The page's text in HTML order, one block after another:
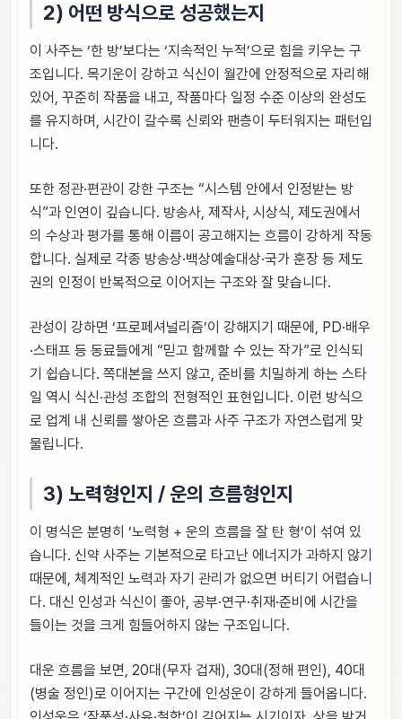
2) 어떤 방식으로 성공했는지
이 사주는 ‘한 방’보다는 ‘지속적인 누적’으로 힘을 키우는 구
조입니다. 목기운이 강하고 식신이 월간에 안정적으로 자리해
있어, 꾸준히 작품을 내고, 작품마다 일정 수준 이상의 완성도
를 유지하며, 시간이 갈수록 신뢰와 팬층이 두터워지는 패턴입
니다.
또한 정관·편관이 강한 구조는 “시스템 안에서 인정받는 방
식”과 인연이 깊습니다. 방송사, 제작사, 시상식, 제도권에서
의 수상과 평가를 통해 이름이 공고해지는 흐름이 강하게 작동
합니다. 실제로 각종 방송상·백상예술대상·국가 훈장 등 제도
권의 인정이 반복적으로 이어지는 구조와 잘 맞습니다.
관성이 강하면 ‘프로페셔널리즘’이 강해지기 때문에, PD·배우
·스태프 등 동료들에게 “믿고 함께할 수 있는 작가”로 인식되
기 쉽습니다. 쪽대본을 쓰지 않고, 준비를 치밀하게 하는 스타
일 역시 식신·관성 조합의 전형적인 표현입니다. 이런 방식으
로 업계 내 신뢰를 쌓아온 흐름과 사주 구조가 자연스럽게 맞
물립니다.
3) 노력형인지 / 운의 흐름형인지
이 명식은 분명히 ‘노력형 + 운의 흐름을 잘 탄 형’이 섞여 있
습니다. 신약 사주는 기본적으로 타고난 에너지가 과하지 않기
때문에, 체계적인 노력과 자기 관리가 없으면 버티기 어렵습니
다. 대신 인성과 식신이 좋아, 공부·연구·취재·준비에 시간을
들이는 것을 크게 힘들어하지 않는 구조입니다.
대운 흐름을 보면, 20대(무자 겁재), 30대(정해 편인), 40대
(병술 정인)로 이어지는 구간에 인성운이 강하게 들어옵니다.